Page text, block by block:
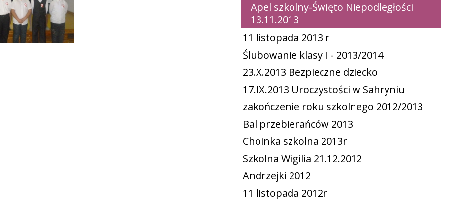
Apel szkolny-Święto Niepodległości
13.11.2013
11 listopada 2013 r
Ślubowanie klasy I - 2013/2014
23.X.2013 Bezpieczne dziecko
17.IX.2013 Uroczystości w Sahryniu
zakończenie roku szkolnego 2012/2013
Bal przebierańców 2013
Choinka szkolna 2013r
Szkolna Wigilia 21.12.2012
Andrzejki 2012
11 listopada 2012r